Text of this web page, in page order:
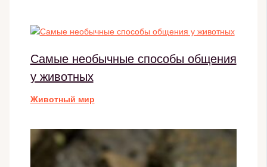
Самые необычные способы общения
у животных
Животный мир